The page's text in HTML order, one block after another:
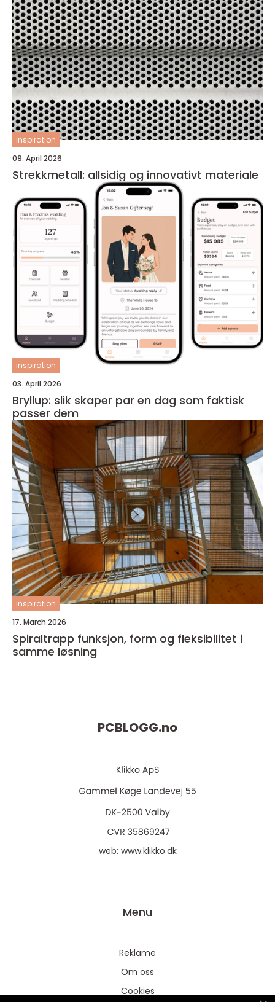
inspiration
09. April 2026
Strekkmetall: allsidig og innovativt materiale
inspiration
03. April 2026
Bryllup: slik skaper par en dag som faktisk
passer dem
inspiration
17. March 2026
Spiraltrapp funksjon, form og fleksibilitet i
samme løsning
PCBLOGG.no
web: www.klikko.dk
Menu
Reklame
Om oss
Cookies